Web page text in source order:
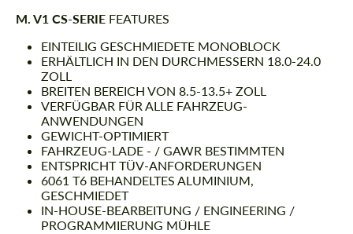
M. V1 CS-SERIE FEATURES
EINTEILIG GESCHMIEDETE MONOBLOCK
ERHÄLTLICH IN DEN DURCHMESSERN 18.0-24.0
ZOLL
BREITEN BEREICH VON 8.5-13.5+ ZOLL
VERFÜGBAR FÜR ALLE FAHRZEUG-
ANWENDUNGEN
GEWICHT-OPTIMIERT
FAHRZEUG-LADE - / GAWR BESTIMMTEN
ENTSPRICHT TÜV-ANFORDERUNGEN
6061 T6 BEHANDELTES ALUMINIUM,
GESCHMIEDET
IN-HOUSE-BEARBEITUNG / ENGINEERING /
PROGRAMMIERUNG MÜHLE